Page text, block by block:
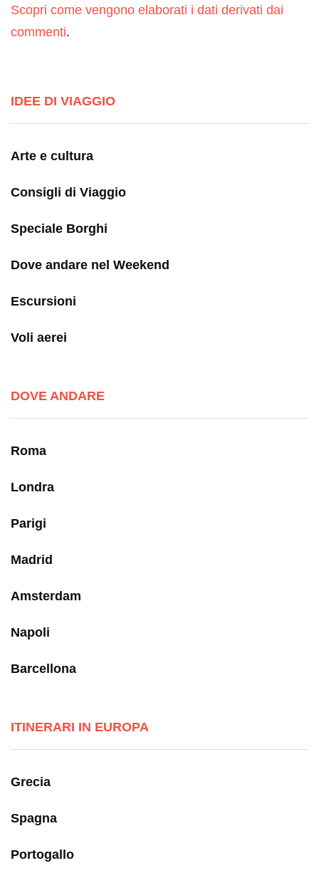
Scopri come vengono elaborati i dati derivati dai
commenti.
IDEE DI VIAGGIO
Arte e cultura
Consigli di Viaggio
Speciale Borghi
Dove andare nel Weekend
Escursioni
Voli aerei
DOVE ANDARE
Roma
Londra
Parigi
Madrid
Amsterdam
Napoli
Barcellona
ITINERARI IN EUROPA
Grecia
Spagna
Portogallo